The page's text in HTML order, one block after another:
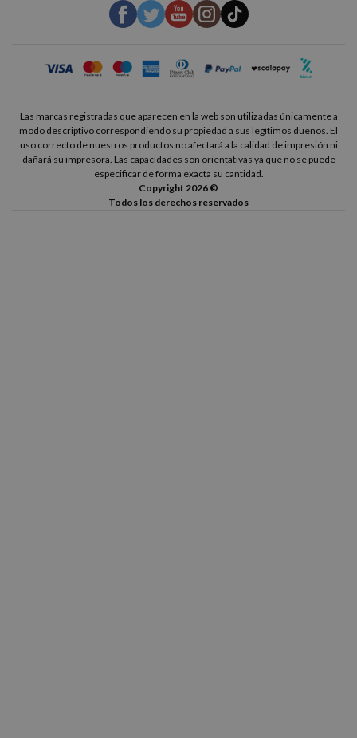
Las marcas registradas que aparecen en la web son utilizadas únicamente a
modo descriptivo correspondiendo su propiedad a sus legítimos dueños. El
uso correcto de nuestros productos no afectará a la calidad de impresión ni
dañará su impresora. Las capacidades son orientativas ya que no se puede
especificar de forma exacta su cantidad.
Copyright 2026 ©
Todos los derechos reservados